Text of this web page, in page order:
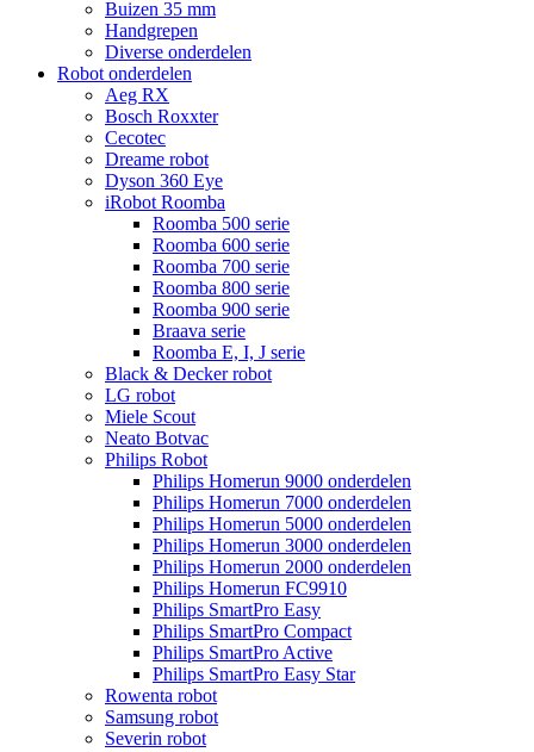
Buizen 35 mm
Handgrepen
Diverse onderdelen
Robot onderdelen
Aeg RX
Bosch Roxxter
Cecotec
Dreame robot
Dyson 360 Eye
iRobot Roomba
Roomba 500 serie
Roomba 600 serie
Roomba 700 serie
Roomba 800 serie
Roomba 900 serie
Braava serie
Roomba E, I, J serie
Black & Decker robot
LG robot
Miele Scout
Neato Botvac
Philips Robot
Philips Homerun 9000 onderdelen
Philips Homerun 7000 onderdelen
Philips Homerun 5000 onderdelen
Philips Homerun 3000 onderdelen
Philips Homerun 2000 onderdelen
Philips Homerun FC9910
Philips SmartPro Easy
Philips SmartPro Compact
Philips SmartPro Active
Philips SmartPro Easy Star
Rowenta robot
Samsung robot
Severin robot